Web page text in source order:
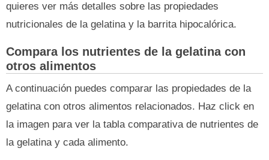
quieres ver más detalles sobre las propiedades
nutricionales de la gelatina y la barrita hipocalórica.
Compara los nutrientes de la gelatina con
otros alimentos
A continuación puedes comparar las propiedades de la
gelatina con otros alimentos relacionados. Haz click en
la imagen para ver la tabla comparativa de nutrientes de
la gelatina y cada alimento.